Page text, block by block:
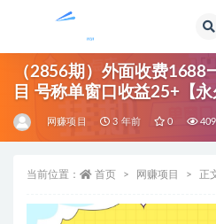
（2856期）外面收费1688
目 号称单窗口收益25+【永
网赚项目 3 年前 0 409
当前位置： 首页 网赚项目 正